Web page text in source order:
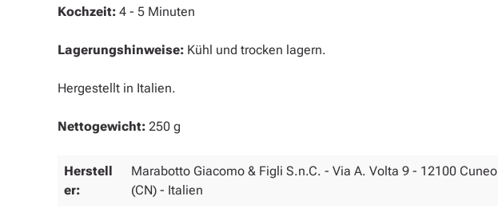
Kochzeit: 4 - 5 Minuten
Lagerungshinweise: Kühl und trocken lagern.
Hergestellt in Italien.
Nettogewicht: 250 g
Herstell
er:
Marabotto Giacomo & Figli S.n.C. - Via A. Volta 9 - 12100 Cuneo
(CN) - Italien